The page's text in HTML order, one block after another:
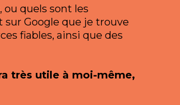
ou quels sont les
Google que je trouve
fiables, ainsi que des
très utile à moi-même,